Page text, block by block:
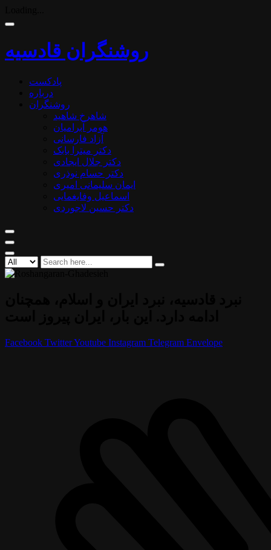
روشنگران قادسیه
پادکست
درباره
روشنگران
شاهرخ شاهید
هومر آبرامیان
آزاد فارسانی
دکتر میترا بابک
دکتر جلال ایجادی
دکتر حسام نوذری
ایمان سلیمانی امیری
اسماعیل وفایغمایی
دکتر حسین لاجوردی
Facebook TwitterYoutube Instagram Telegram Envelope